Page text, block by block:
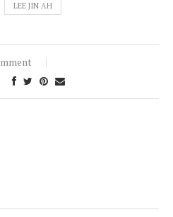
LEE JIN AH